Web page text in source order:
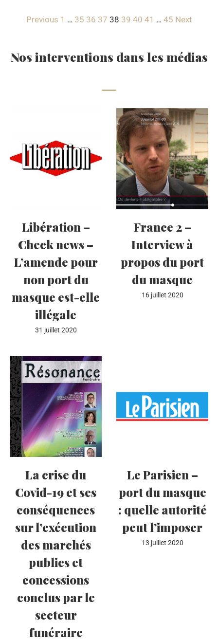
Previous 1 … 35 36 37 38 39 40 41 … 45 Next
Nos interventions dans les médias
Libération –
Check news –
L’amende pour
non port du
masque est-elle
illégale
31 juillet 2020
France 2 –
Interview à
propos du port
du masque
16 juillet 2020
La crise du
Covid-19 et ses
conséquences
sur l’exécution
des marchés
publics et
concessions
conclus par le
secteur
funéraire
Le Parisien –
port du masque
: quelle autorité
peut l’imposer
13 juillet 2020